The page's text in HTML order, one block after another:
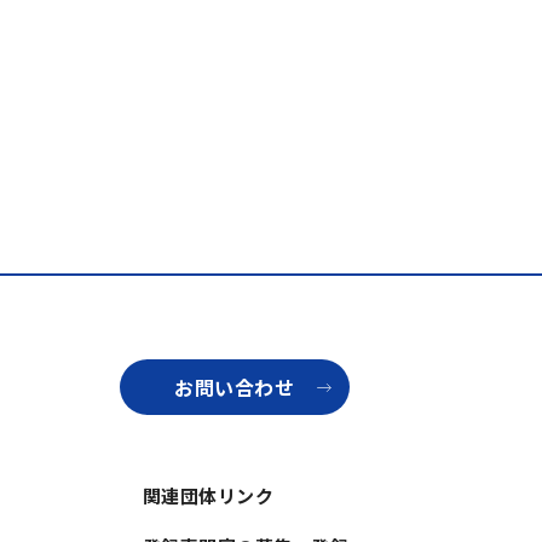
お問い合わせ
関連団体リンク